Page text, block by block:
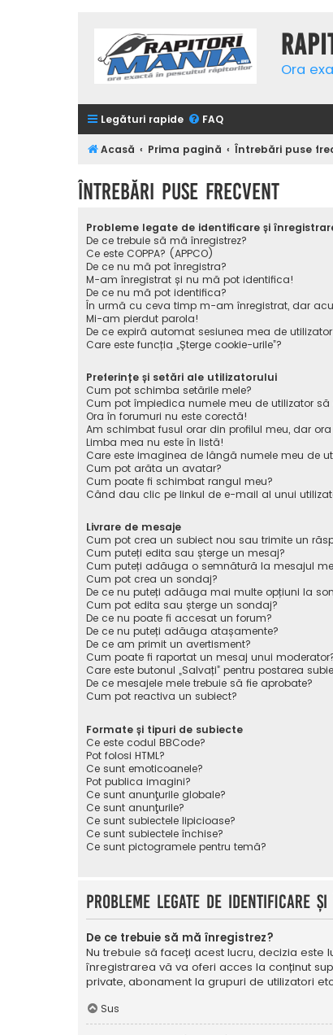
Ora
Legături rapide FAQ
Acasă Prima pagină Întrebări puse
Întrebări puse frecvent
Probleme legate de identificare și
De ce trebuie să mă înregistrez?
Ce este COPPA? (APPCO)
De ce nu mă pot înregistra?
M-am înregistrat și nu mă pot identifica!
De ce nu mă pot identifica?
În urmă cu ceva timp m-am înregistrat, dar
Mi-am pierdut parola!
De ce expiră automat sesiunea mea de
Care este funcția „Șterge cookie-urile”?
Preferințe și setări ale utilizatorului
Cum pot schimba setările mele?
Cum pot împiedica numele meu de utilizator
Ora în forumuri nu este corectă!
Am schimbat fusul orar din profilul meu, dar ora
Limba mea nu este în listă!
Care este imaginea de lângă numele meu de
Cum pot arăta un avatar?
Cum poate fi schimbat rangul meu?
Când dau clic pe linkul de e-mail al unui
Livrare de mesaje
Cum pot crea un subiect nou sau trimite un
Cum puteți edita sau șterge un mesaj?
Cum puteți adăuga o semnătură la mesajul
Cum pot crea un sondaj?
De ce nu puteți adăuga mai multe opțiuni la
Cum pot edita sau șterge un sondaj?
De ce nu poate fi accesat un forum?
De ce nu puteți adăuga atașamente?
De ce am primit un avertisment?
Cum poate fi raportat un mesaj unui
Care este butonul „Salvați” pentru postarea
De ce mesajele mele trebuie să fie aprobate?
Cum pot reactiva un subiect?
Formate și tipuri de subiecte
Ce este codul BBCode?
Pot folosi HTML?
Ce sunt emoticoanele?
Pot publica imagini?
Ce sunt anunţurile globale?
Ce sunt anunţurile?
Ce sunt subiectele lipicioase?
Ce sunt subiectele închise?
Ce sunt pictogramele pentru temă?
Probleme legate de identificare
De ce trebuie să mă înregistrez?
Nu trebuie să faceți acest lucru, decizia este
înregistrarea vă va oferi acces la conținut
private, abonament la grupuri de utilizatori
Sus